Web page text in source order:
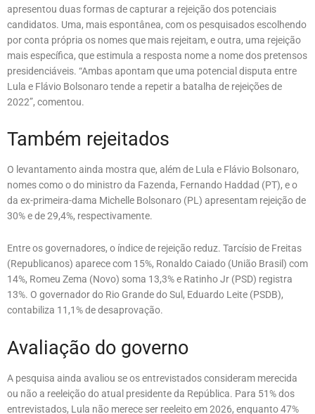
apresentou duas formas de capturar a rejeição dos potenciais
candidatos. Uma, mais espontânea, com os pesquisados escolhendo
por conta própria os nomes que mais rejeitam, e outra, uma rejeição
mais específica, que estimula a resposta nome a nome dos pretensos
presidenciáveis. “Ambas apontam que uma potencial disputa entre
Lula e Flávio Bolsonaro tende a repetir a batalha de rejeições de
2022”, comentou.
Também rejeitados
O levantamento ainda mostra que, além de Lula e Flávio Bolsonaro,
nomes como o do ministro da Fazenda, Fernando Haddad (PT), e o
da ex-primeira-dama Michelle Bolsonaro (PL) apresentam rejeição de
30% e de 29,4%, respectivamente.
Entre os governadores, o índice de rejeição reduz. Tarcísio de Freitas
(Republicanos) aparece com 15%, Ronaldo Caiado (União Brasil) com
14%, Romeu Zema (Novo) soma 13,3% e Ratinho Jr (PSD) registra
13%. O governador do Rio Grande do Sul, Eduardo Leite (PSDB),
contabiliza 11,1% de desaprovação.
Avaliação do governo
A pesquisa ainda avaliou se os entrevistados consideram merecida
ou não a reeleição do atual presidente da República. Para 51% dos
entrevistados, Lula não merece ser reeleito em 2026, enquanto 47%